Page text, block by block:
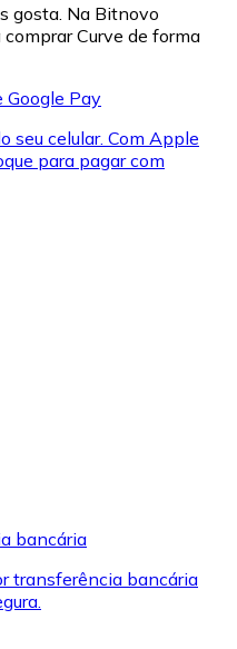
dinheiro e outros
para comprar
gosta. Na Bitnovo
Curve de forma
Google Pay
seu celular. Com Apple
para pagar com
bancária
transferência bancária